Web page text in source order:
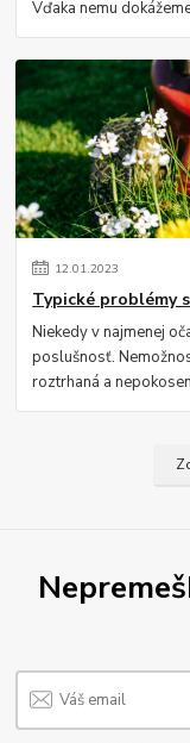
Vďaka nemu
12.01.2023
Typické problémy
Niekedy v najmenej
poslušnosť.
roztrhaná a